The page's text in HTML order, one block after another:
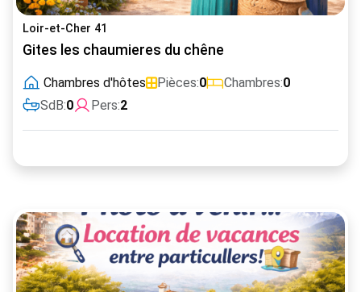
Loir-et-Cher 41
Gites les chaumieres du chêne
Chambres d'hôtes Pièces:0 Chambres:0
SdB:0 Pers:2